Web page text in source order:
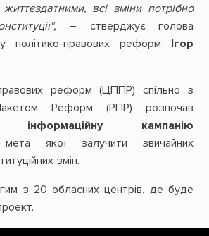
всі зміни потрібно
– стверджує голова
політико-правових реформ Ігор
реформ (ЦППР) спільно з
Реформ (РПР) розпочав
інформаційну кампанію
якої залучити звичайних
змін.
з 20 обласних центрів, де буде